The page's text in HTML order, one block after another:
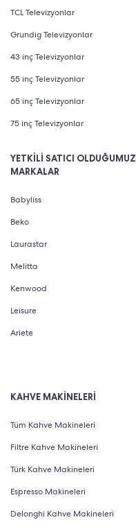
TCL Televizyonlar
Grundig Televizyonlar
43 inç Televizyonlar
55 inç Televizyonlar
65 inç Televizyonlar
75 inç Televizyonlar
YETKİLİ SATICI OLDUĞUMUZ
MARKALAR
Babyliss
Beko
Laurastar
Melitta
Kenwood
Leisure
Ariete
KAHVE MAKİNELERİ
Tüm Kahve Makineleri
Filtre Kahve Makineleri
Türk Kahve Makineleri
Espresso Makineleri
Delonghi Kahve Makineleri